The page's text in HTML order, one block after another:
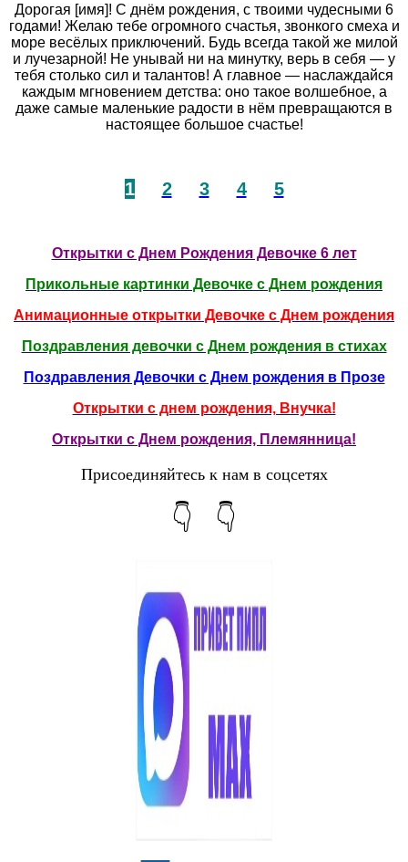
Дорогая [имя]! С днём рождения, с твоими чудесными 6
годами! Желаю тебе огромного счастья, звонкого смеха и
море весёлых приключений. Будь всегда такой же милой
и лучезарной! Не унывай ни на минутку, верь в себя — у
тебя столько сил и талантов! А главное — наслаждайся
каждым мгновением детства: оно такое волшебное, а
даже самые маленькие радости в нём превращаются в
настоящее большое счастье!
1 2 3 4 5
Открытки с Днем Рождения Девочке 6 лет
Прикольные картинки Девочке с Днем рождения
Анимационные открытки Девочке с Днем рождения
Поздравления девочки с Днем рождения в стихах
Поздравления Девочки с Днем рождения в Прозе
Открытки с днем рождения, Внучка!
Открытки с Днем рождения, Племянница!
Присоединяйтесь к нам в соцсетях
👇 👇